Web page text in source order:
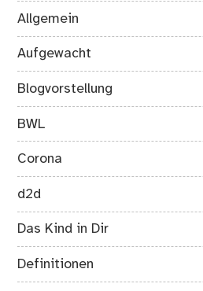
Allgemein
Aufgewacht
Blogvorstellung
BWL
Corona
d2d
Das Kind in Dir
Definitionen